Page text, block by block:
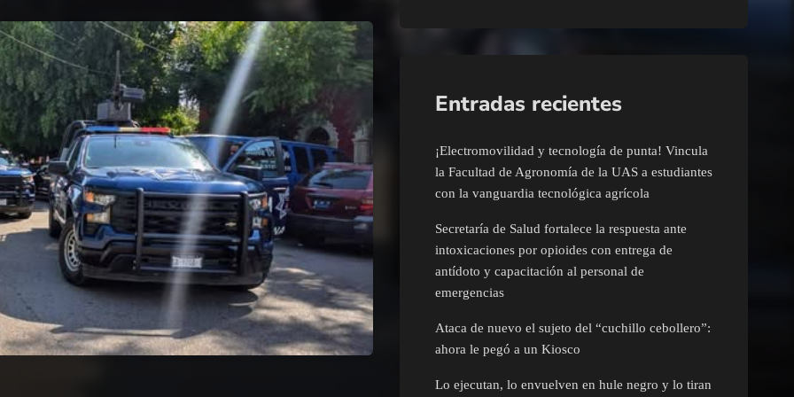
Entradas recientes
¡Electromovilidad y tecnología de punta! Vincula
la Facultad de Agronomía de la UAS a estudiantes
con la vanguardia tecnológica agrícola
Secretaría de Salud fortalece la respuesta ante
intoxicaciones por opioides con entrega de
antídoto y capacitación al personal de
emergencias
Ataca de nuevo el sujeto del “cuchillo cebollero”:
ahora le pegó a un Kiosco
Lo ejecutan, lo envuelven en hule negro y lo tiran